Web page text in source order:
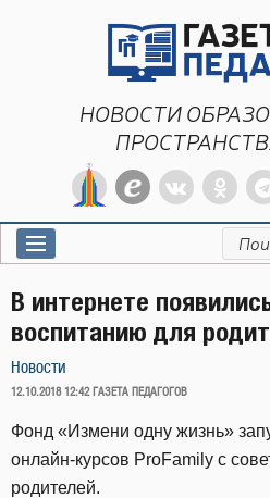
НОВОСТИ
В интернете
воспитанию для
Новости
ОПУБЛИКОВАНО
12.10.2018 12:42 ГАЗЕТА ПЕДАГОГОВ
Фонд «Измени одну жизнь»
онлайн-курсов ProFamily с
родителей.